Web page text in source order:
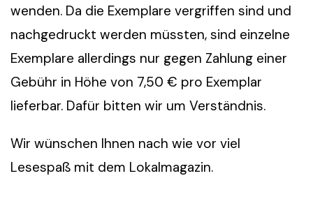
wenden. Da die Exemplare vergriffen sind und
nachgedruckt werden müssten, sind einzelne
Exemplare allerdings nur gegen Zahlung einer
Gebühr in Höhe von 7,50 € pro Exemplar
lieferbar. Dafür bitten wir um Verständnis.
Wir wünschen Ihnen nach wie vor viel
Lesespaß mit dem Lokalmagazin.